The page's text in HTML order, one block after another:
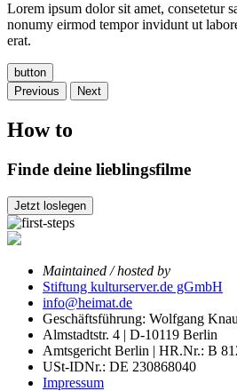
Lorem ipsum dolor sit amet, consetetur
nonumy eirmod tempor invidunt ut
erat.
button
Previous
Next
How to
Finde deine lieblingsfilme
Jetzt loslegen
Maintained / hosted by
Stiftung kulturserver.de gGmbH
info@heimat.de
Geschäftsführung: Wolfgang
Almstadtstr. 4 | D-10119 Berlin
Amtsgericht Berlin | HR.Nr.: B
USt-IDNr.: DE 230868040
Impressum